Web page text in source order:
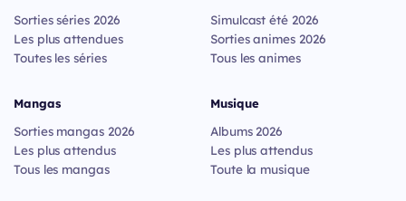
Sorties séries 2026
Les plus attendues
Toutes les séries
Simulcast été 2026
Sorties animes 2026
Tous les animes
Mangas
Sorties mangas 2026
Les plus attendus
Tous les mangas
Musique
Albums 2026
Les plus attendus
Toute la musique